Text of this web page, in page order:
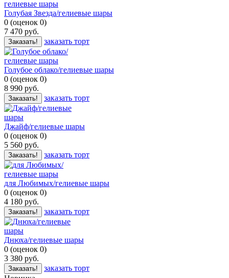
Голубая Звезда/гелиевые шары
0 (оценок 0)
7 470 руб.
Заказать! заказать торт
Голубое облако/гелиевые шары
0 (оценок 0)
8 990 руб.
Заказать! заказать торт
Джайф/гелиевые шары
0 (оценок 0)
5 560 руб.
Заказать! заказать торт
для Любимых/гелиевые шары
0 (оценок 0)
4 180 руб.
Заказать! заказать торт
Днюха/гелиевые шары
0 (оценок 0)
3 380 руб.
Заказать!
заказать торт